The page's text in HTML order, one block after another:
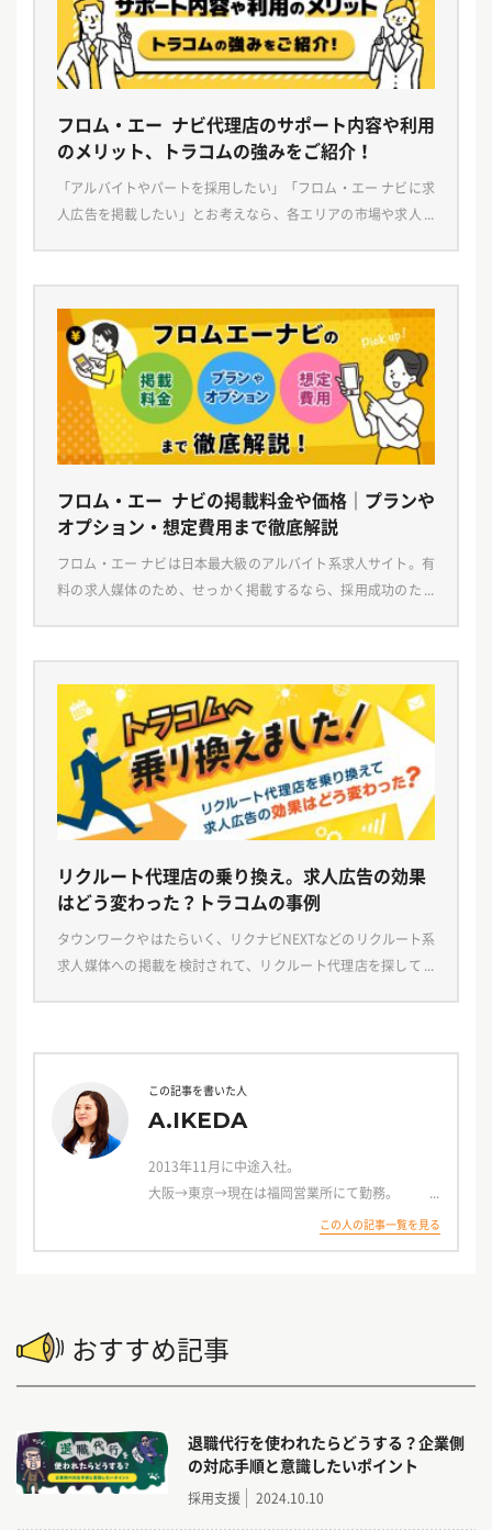
フロム・エー ナビ代理店のサポート内容や利用
のメリット、トラコムの強みをご紹介！
「アルバイトやパートを採用したい」「フロム・エー ナビに求
人広告を掲載したい」とお考えなら、各エリアの市場や求人状
フロム・エー ナビの掲載料金や価格｜プランや
オプション・想定費用まで徹底解説
フロム・エー ナビは日本最大級のアルバイト系求人サイト。有
料の求人媒体のため、せっかく掲載するなら、採用成功のため
リクルート代理店の乗り換え。求人広告の効果
はどう変わった？トラコムの事例
タウンワークやはたらいく、リクナビNEXTなどのリクルート系
求人媒体への掲載を検討されて、リクルート代理店を探してい
この記事を書いた人
A.IKEDA
この人の記事一覧を見る
2013年11月に中途入社。
大阪→東京→現在は福岡営業所にて勤務。
2026年1月に産休・育休を経て3年ぶりに復職。
おすすめ記事
退職代行を使われたらどうする？企業側
の対応手順と意識したいポイント
採用支援 2024.10.10